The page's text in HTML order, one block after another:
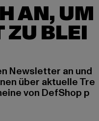
AN, UM
ZU BLEI
Newsletter an und
über aktuelle Tre
von DefShop p